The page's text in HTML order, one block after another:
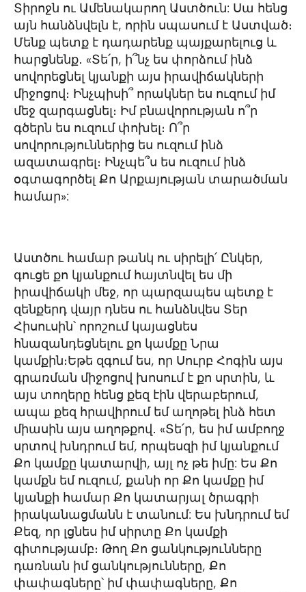
Տիրոջն ու Ամենակարող Աստծուն: Սա հենց
այն հանձնվելն է, որին սպասում է Աստված։
Մենք պետք է դադարենք պայքարելուց և
հարցնենք․ «Տե՛ր, ի՞նչ ես փորձում ինձ
սովորեցնել կյանքի այս իրավիճակների
միջոցով։ Ինչպիսի՞ որակներ ես ուզում իմ
մեջ զարգացնել։ Իմ բնավորության ո՞ր
գծերն ես ուզում փոխել։ Ո՞ր
սովորություններից ես ուզում ինձ
ազատագրել։ Ինչպե՞ս ես ուզում ինձ
օգտագործել Քո Արքայության տարածման
համար»:
Աստծու համար թանկ ու սիրելի՛ Ընկեր,
գուցե քո կյանքում հայտնվել ես մի
իրավիճակի մեջ, որ պարզապես պետք է
զենքերդ վայր դնես ու հանձնվես Տեր
Հիսուսին՝ որոշում կայացնես
հնազանդեցնելու քո կամքը Նրա
կամքին։Եթե զգում ես, որ Սուրբ Հոգին այս
գրառման միջոցով խոսում է քո սրտին, և
այս տողերը հենց քեզ էին վերաբերում,
ապա քեզ հրավիրում եմ աղոթել ինձ հետ
միասին այս աղոթքով․ «Տե՛ր, ես իմ ամբողջ
սրտով խնդրում եմ, որպեսզի իմ կյանքում
Քո կամքը կատարվի, այլ ոչ թե իմը: Ես Քո
կամքն եմ ուզում, քանի որ Քո կամքը իմ
կյանքի համար Քո կատարյալ ծրագրի
իրականացմանն է տանում: Ես խնդրում եմ
Քեզ, որ լցնես իմ սիրտը Քո կամքի
գիտությամբ։ Թող Քո ցանկությունները
դառնան իմ ցանկությունները, Քո
փափագները՝ իմ փափագները, Քո